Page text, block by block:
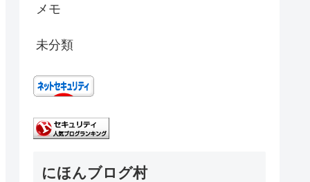
メモ
未分類
にほんブログ村